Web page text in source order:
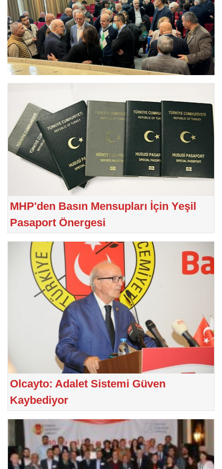
MHP'den Basın Mensupları İçin Yeşil
Pasaport Önergesi
Olcayto: Adalet Sistemi Güven
Kaybediyor